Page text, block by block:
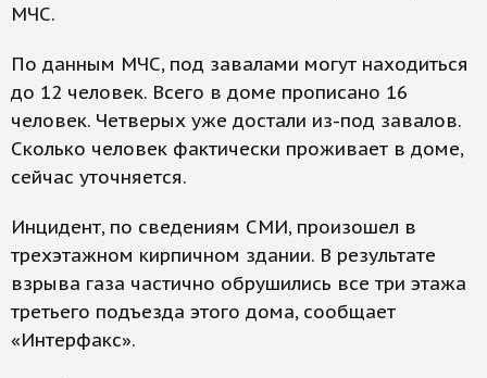
МЧС.
По данным МЧС, под завалами могут находиться
до 12 человек. Всего в доме прописано 16
человек. Четверых уже достали из-под завалов.
Сколько человек фактически проживает в доме,
сейчас уточняется.
Инцидент, по сведениям СМИ, произошел в
трехэтажном кирпичном здании. В результате
взрыва газа частично обрушились все три этажа
третьего подъезда этого дома, сообщает
«Интерфакс».